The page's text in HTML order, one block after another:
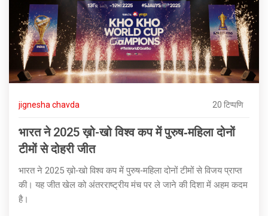
jignesha chavda 20 टिप्पणि
भारत ने 2025 ख़ो-खो विश्व कप में पुरुष‑महिला दोनों
टीमों से दोहरी जीत
भारत ने 2025 ख़ो‑खो विश्व कप में पुरुष‑महिला दोनों टीमों से विजय प्राप्त
की। यह जीत खेल को अंतरराष्ट्रीय मंच पर ले जाने की दिशा में अहम कदम
है।